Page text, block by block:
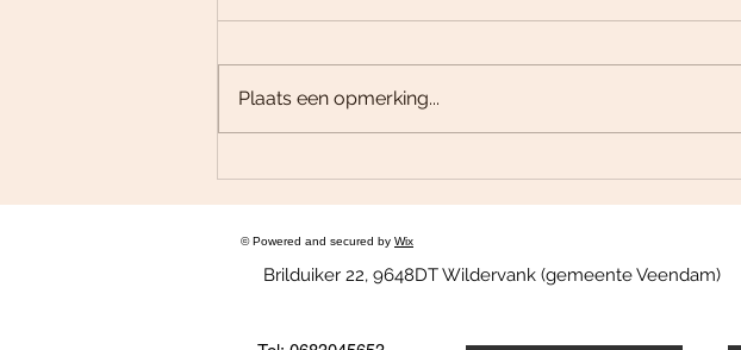
Plaats een opmerking...
© Powered and secured by Wix
Brilduiker 22, 9648DT Wildervank (gemeente Veendam)